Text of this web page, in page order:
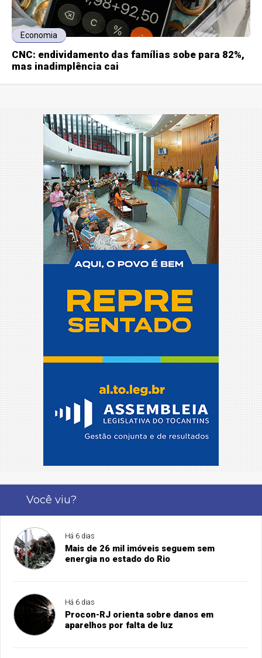
Economia
CNC: endividamento das famílias sobe para 82%,
mas inadimplência cai
Você viu?
Há 6 dias
Mais de 26 mil imóveis seguem sem
energia no estado do Rio
Há 6 dias
Procon-RJ orienta sobre danos em
aparelhos por falta de luz